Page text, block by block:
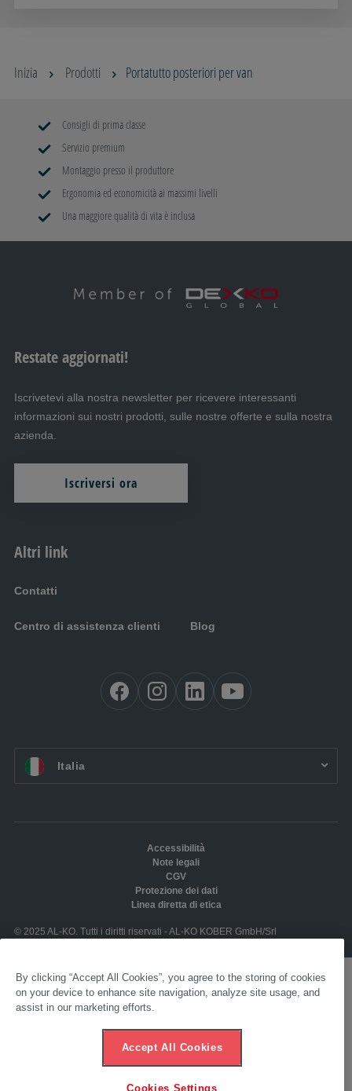
Inizia Prodotti Portatutto posteriori per van
Consigli di prima classe
Servizio premium
Montaggio presso il produttore
Ergonomia ed economicità ai massimi livelli
Una maggiore qualità di vita è inclusa
Altri link
Contatti
Centro di assistenza clienti Blog
IT: Italia
Restate aggiornati!
Iscrivetevi alla nostra newsletter per ricevere interessanti
informazioni sui nostri prodotti, sulle nostre offerte e sulla nostra
azienda.
Iscriversi ora
© 2025 AL-KO. Tutti i diritti riservati - AL-KO KOBER GmbH/Srl
Accessibilità
Note legali
CGV
Protezione dei dati
Linea diretta di etica
By clicking “Accept All Cookies”, you agree to the storing of cookies
on your device to enhance site navigation, analyze site usage, and
assist in our marketing efforts.
Accept All Cookies
Cookies Settings